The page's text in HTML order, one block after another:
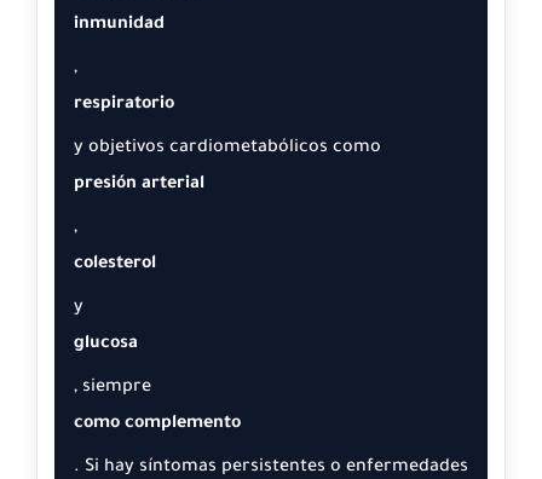
inmunidad
,
respiratorio
y objetivos cardiometabólicos como
presión arterial
,
colesterol
y
glucosa
, siempre
como complemento
. Si hay síntomas persistentes o enfermedades